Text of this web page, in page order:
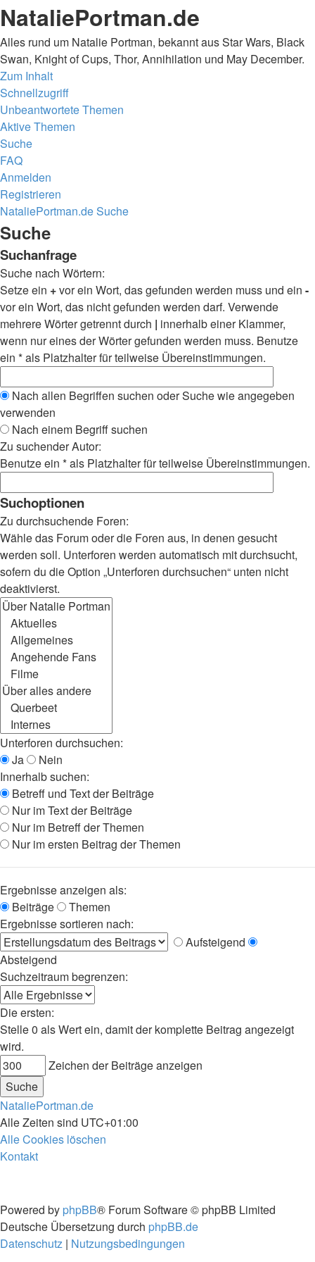
NataliePortman.de
Alles rund um Natalie Portman, bekannt aus Star Wars, Black
Swan, Knight of Cups, Thor, Annihilation und May December.
Zum Inhalt
Schnellzugriff
Unbeantwortete Themen
Aktive Themen
Suche
FAQ
Anmelden
Registrieren
NataliePortman.deSuche
Suche
Suchanfrage
Suche nach Wörtern:
Setze ein +vor ein Wort, das gefunden werden muss und ein -
vor ein Wort, das nicht gefunden werden darf. Verwende
mehrere Wörter getrennt durch | innerhalb einer Klammer,
wenn nur eines der Wörter gefunden werden muss. Benutze
ein * als Platzhalter für teilweise Übereinstimmungen.
Nach allen Begriffen suchen oder Suche wie angegeben
verwenden
Nach einem Begriff suchen
Zu suchender Autor:
Benutze ein * als Platzhalter für teilweise Übereinstimmungen.
Suchoptionen
Zu durchsuchende Foren:
Wähle das Forum oder die Foren aus, in denen gesucht
werden soll. Unterforen werden automatisch mit durchsucht,
sofern du die Option „Unterforen durchsuchen“ unten nicht
deaktivierst.
Unterforen durchsuchen:
Ja
Nein
Innerhalb suchen:
Betreff und Text der Beiträge
Nur im Text der Beiträge
Nur im Betreff der Themen
Nur im ersten Beitrag der Themen
Ergebnisse anzeigen als:
Beiträge
Themen
Ergebnisse sortieren nach:
Aufsteigend
Absteigend
Suchzeitraum begrenzen:
Die ersten:
Stelle 0 als Wert ein, damit der komplette Beitrag angezeigt
wird.
Zeichen der Beiträge anzeigen
NataliePortman.de
Alle Zeiten sind UTC+01:00
Alle Cookies löschen
Kontakt
Powered by phpBB® Forum Software © phpBB Limited
Deutsche Übersetzung durch phpBB.de
Datenschutz | Nutzungsbedingungen